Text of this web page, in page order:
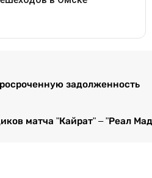
задолженность
матча "Кайрат" – "Реал